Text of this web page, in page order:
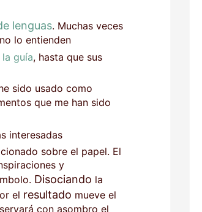
lenguas. Muchas veces
lo entienden
la guía, hasta que sus
sido usado como
que me han sido
interesadas
sobre el papel. El
y
Disociando la
el resultado mueve el
con asombro el